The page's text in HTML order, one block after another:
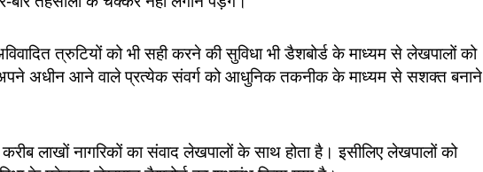
त्रुटियों को भी सही करने की सुविधा भी डैशबोर्ड के माध्यम से लेखपालों को
अपने अधीन आने वाले प्रत्येक संवर्ग को आधुनिक तकनीक के माध्यम से सशक्त बनाने
लाखों नागरिकों का संवाद लेखपालों के साथ होता है। इसीलिए लेखपालों को